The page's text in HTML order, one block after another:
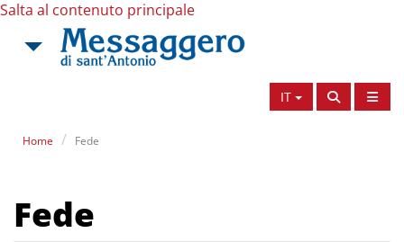
Salta al contenuto principale
IT
Home Fede
Fede